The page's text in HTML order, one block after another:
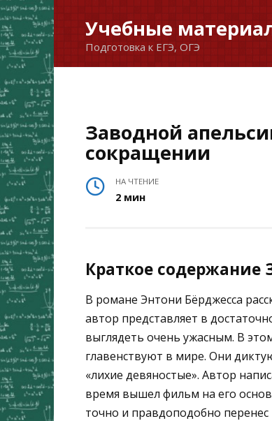
Перейти
к
содержанию
Учебные
Подготовка к ЕГЭ, ОГЭ
Заводной
сокращении
НА ЧТЕНИЕ
2 мин
Краткое содержание
В романе Энтони Бёрджесса
автор представляет в
выглядеть очень ужасным. В
главенствуют в мире. Они
«лихие девяностые». Автор
время вышел фильм на его
точно и правдоподобно